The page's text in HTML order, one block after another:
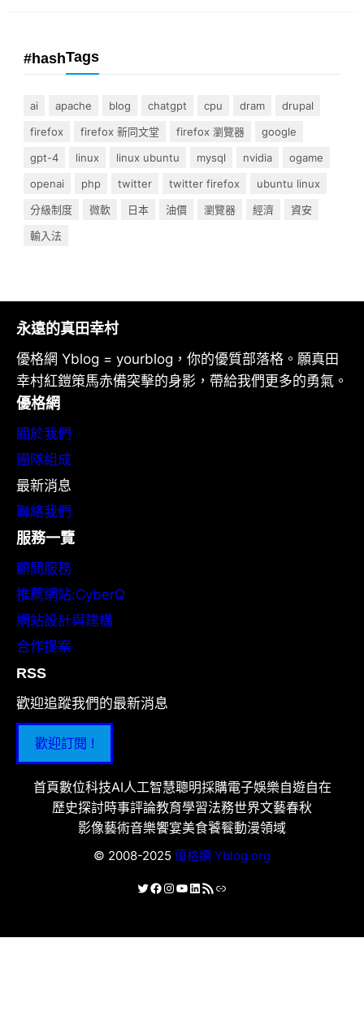
#hashTags
ai apache blog chatgpt cpu dram
drupal
firefox
firefox 新同文堂 firefox 瀏覽器
google
gpt-4
linux linux ubuntu mysql nvidia
ogame
openai
php twitter twitter firefox
ubuntu linux
分級制度
微軟 日本 油價 瀏覽器 經濟
資安
輸入法
永遠的真田幸村
優格網 Yblog = yourblog，你的優質部落格。願真田
幸村紅鎧策馬赤備突擊的身影，帶給我們更多的勇氣。
優格網
關於我們
團隊組成
最新消息
聯絡我們
服務一覽
顧問服務
推薦網站:CyberQ
網站設計與建構
合作提案
RSS
歡迎追蹤我們的最新消息
歡迎訂閱 !
首頁數位科技AI人工智慧聰明採購電子娛樂自遊自在
歷史探討時事評論教育學習法務世界文藝春秋
影像藝術音樂饗宴美食饕餮動漫領域
© 2008-2025 優格網 Yblog.org
X Facebook
Instagram
YouTube
LinkedIn
RSS 資訊提供連結